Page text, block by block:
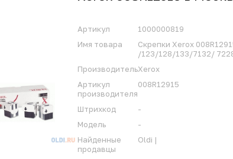
Артикул
1000000819
Имя товара
Скрепки Xerox
/123/128/133/7132/
ПроизводительXerox
Артикул
производителя
008R12915
Штрихкод
-
Модель
-
Найденные
продавцы
Oldi |